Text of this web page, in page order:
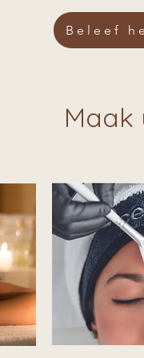
Beleef
Maak